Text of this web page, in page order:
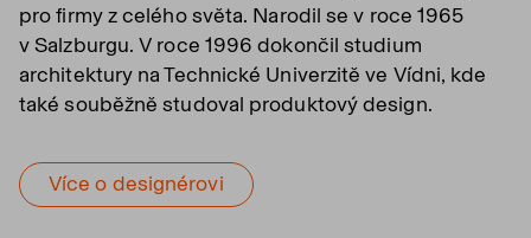
pro firmy z celého světa. Narodil se v roce 1965
v Salzburgu. V roce 1996 dokončil studium
architektury na Technické Univerzitě ve Vídni, kde
také souběžně studoval produktový design.
Více o designérovi